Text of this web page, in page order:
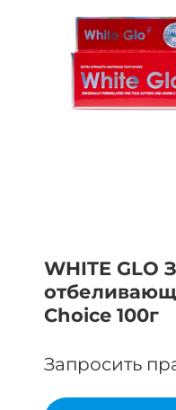
WHITE GLO
Choice 100г
Запросить